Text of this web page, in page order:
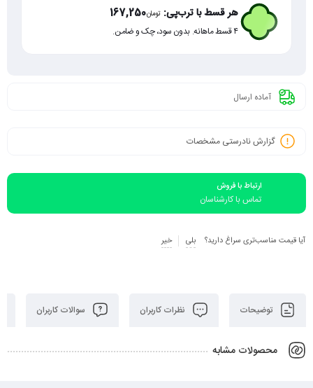
هر قسط با ترب‌پی: تومان167,250
۴ قسط ماهانه. بدون سود، چک و ضامن.
آماده ارسال
گزارش نادرستی مشخصات
ارتباط با فروش
تماس با کارشناسان
آیا قیمت مناسب‌تری سراغ دارید؟ بلی خیر
توضیحات نظرات کاربران سوالات کاربران
محصولات مشابه